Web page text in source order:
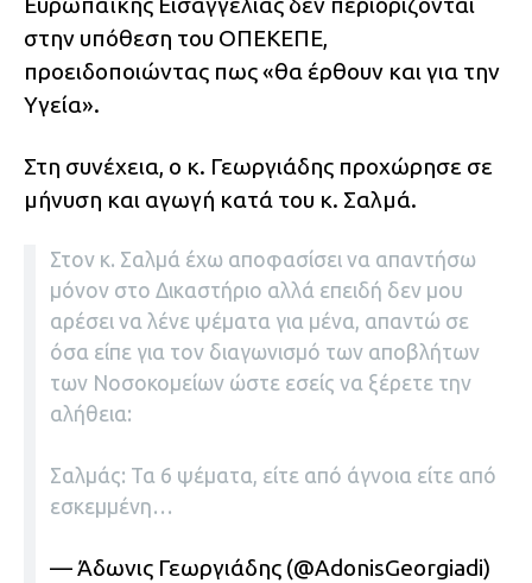
στην υπόθεση του ΟΠΕΚΕΠΕ,
προειδοποιώντας πως «θα έρθουν και για την
Υγεία».
Στη συνέχεια, ο κ. Γεωργιάδης προχώρησε σε
μήνυση και αγωγή κατά του κ. Σαλμά.
Στον κ. Σαλμά έχω αποφασίσει να απαντήσω
μόνον στο Δικαστήριο αλλά επειδή δεν μου
αρέσει να λένε ψέματα για μένα, απαντώ σε
όσα είπε για τον διαγωνισμό των αποβλήτων
των Νοσοκομείων ώστε εσείς να ξέρετε την
αλήθεια:
Σαλμάς: Τα 6 ψέματα, είτε από άγνοια είτε από
εσκεμμένη…
— Άδωνις Γεωργιάδης (@AdonisGeorgiadi)